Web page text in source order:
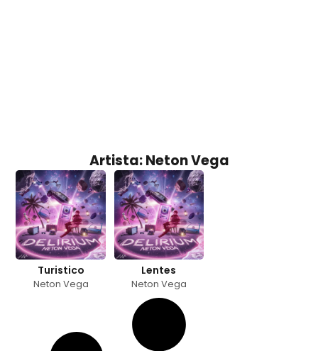
Artista: Neton Vega
Turistico
Neton Vega
Lentes
Neton Vega